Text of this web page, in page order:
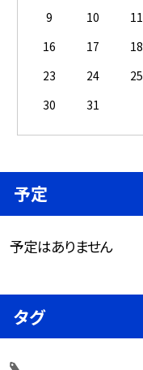
9
10 11
16
17 18
23
24 25
30
31
予定
予定はありません
タグ